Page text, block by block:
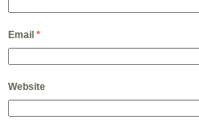
Email *
Website